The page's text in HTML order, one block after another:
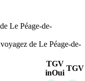
Le Péage-de-
de Le Péage-de-
TGV
inOui
TGV